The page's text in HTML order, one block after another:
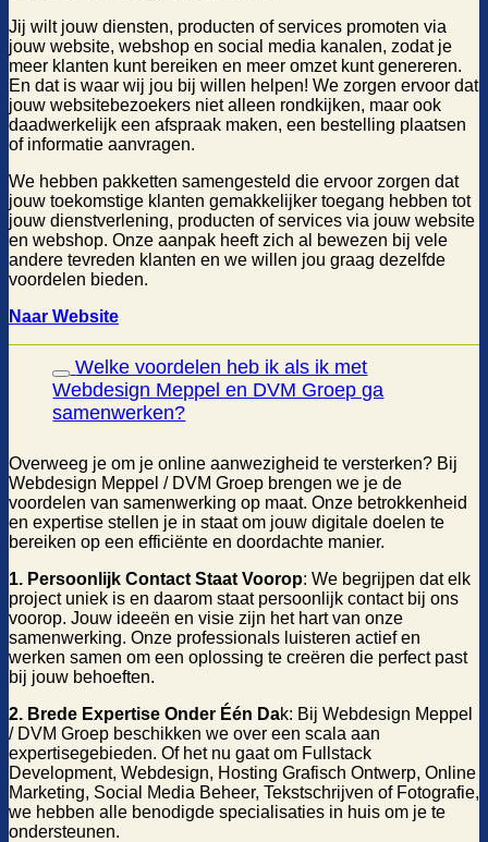
Jij wilt jouw diensten, producten of services promoten via
jouw website, webshop en social media kanalen, zodat je
meer klanten kunt bereiken en meer omzet kunt genereren.
En dat is waar wij jou bij willen helpen! We zorgen ervoor dat
jouw websitebezoekers niet alleen rondkijken, maar ook
daadwerkelijk een afspraak maken, een bestelling plaatsen
of informatie aanvragen.
We hebben pakketten samengesteld die ervoor zorgen dat
jouw toekomstige klanten gemakkelijker toegang hebben tot
jouw dienstverlening, producten of services via jouw website
en webshop. Onze aanpak heeft zich al bewezen bij vele
andere tevreden klanten en we willen jou graag dezelfde
voordelen bieden.
Naar Website
Welke voordelen heb ik als ik met
Webdesign Meppel en DVM Groep ga
samenwerken?
Overweeg je om je online aanwezigheid te versterken? Bij
Webdesign Meppel / DVM Groep brengen we je de
voordelen van samenwerking op maat. Onze betrokkenheid
en expertise stellen je in staat om jouw digitale doelen te
bereiken op een efficiënte en doordachte manier.
1. Persoonlijk Contact Staat Voorop: We begrijpen dat elk
project uniek is en daarom staat persoonlijk contact bij ons
voorop. Jouw ideeën en visie zijn het hart van onze
samenwerking. Onze professionals luisteren actief en
werken samen om een oplossing te creëren die perfect past
bij jouw behoeften.
2. Brede Expertise Onder Één Dak: Bij Webdesign Meppel
/ DVM Groep beschikken we over een scala aan
expertisegebieden. Of het nu gaat om Fullstack
Development, Webdesign, Hosting Grafisch Ontwerp, Online
Marketing, Social Media Beheer, Tekstschrijven of Fotografie,
we hebben alle benodigde specialisaties in huis om je te
ondersteunen.